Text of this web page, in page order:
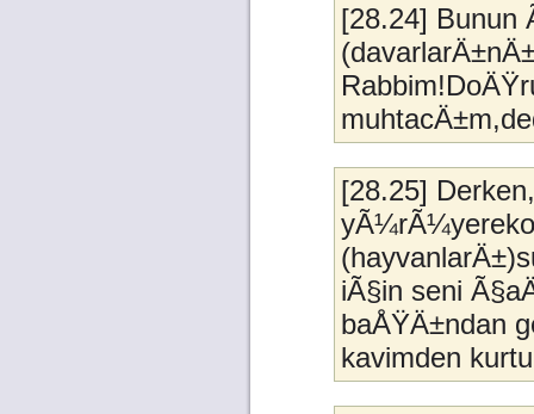
[28.24] Bunun
[28.25]
iÃ§in seni
baÅŸÄ±ndan
kavimden